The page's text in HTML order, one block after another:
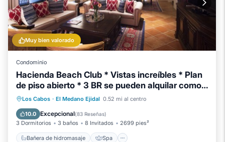
Muy bien valorado
Condominio
Hacienda Beach Club * Vistas increíbles * Plan
de piso abierto * 3 BR se pueden alquilar como
2Los Cabos · El Medano Ejidal 0.52 mi al centro
10.0 Excepcional(83 Reseñas)
3 Dormitorios 3 baños 8 Invitados 2699 pies²
Bañera de hidromasaje Spa
Bañera de hidromasaje Spa
Vista al mar